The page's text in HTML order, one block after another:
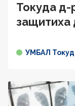
Токуда д-
защитиха
УМБАЛ